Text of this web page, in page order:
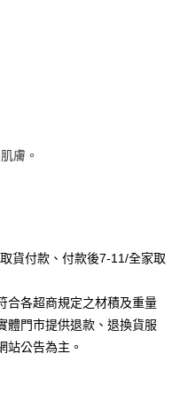
中商業銀行
膚。
貨付款、付款後7-11/全家取
合各超商規定之材積及重量
體門市提供退款、退換貨服
站公告為主。